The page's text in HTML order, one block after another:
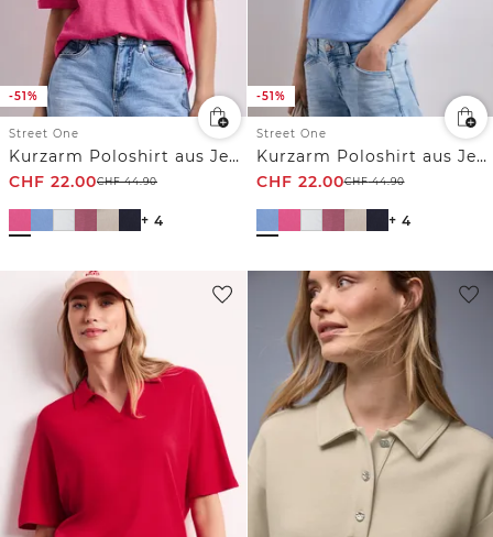
-51%
Street One
Kurzarm Poloshirt aus Jersey
CHF 22.00CHF44.90
+ 4
-51%
Street One
Kurzarm Poloshirt aus Jersey
CHF 22.00CHF44.90
+ 4